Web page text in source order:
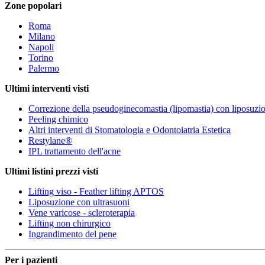
Zone popolari
Roma
Milano
Napoli
Torino
Palermo
Ultimi interventi visti
Correzione della pseudoginecomastia (lipomastia) con
Peeling chimico
Altri interventi di Stomatologia e Odontoiatria Estetica
Restylane®
IPL trattamento dell'acne
Ultimi listini prezzi visti
Lifting viso - Feather lifting APTOS
Liposuzione con ultrasuoni
Vene varicose - scleroterapia
Lifting non chirurgico
Ingrandimento del pene
Per i pazienti